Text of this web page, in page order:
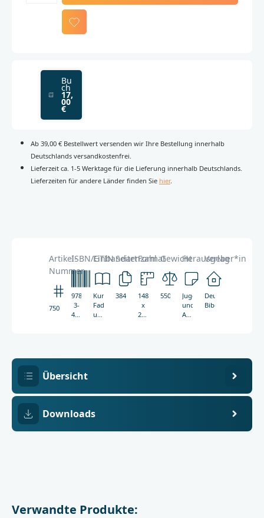
Bu
ch
17,
00
€
Ab 39,00 € Bestellwert versenden wir Ihre Bestellung innerhalb
Deutschlands versandkostenfrei.
Lieferzeit ca. 1-5 Werktage für die Lieferung innerhalb Deutschlands.
Lieferzeiten für andere Länder finden Sie hier.
Artikel-
Nummer
7506
ISBN/GTIN
978-
3-
438-
Einbandart
Kunststoff,
Fadenheftung
und
Seitenzahl
384
Format
148
x
210
Gewicht
550g
Herausgeber*in
Jugendwerk
und
Amt
Verlag
Deutsche
Bibelgesellschaft
Übersicht
Downloads
Verwandte Produkte: